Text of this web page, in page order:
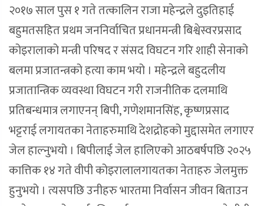
२०१७ साल पुस १ गते तत्कालिन राजा महेन्द्रले दुइतिहाई
बहुमतसहित प्रथम जननिर्वाचित प्रधानमन्त्री बिश्वेस्वरप्रसाद
कोइरालाको मन्त्री परिषद र संसद विघटन गरि शाही सेनाको
बलमा प्रजातन्त्रको हत्या काम भयो । महेन्द्रले बहुदलीय
प्रजातान्त्रिक व्यवस्था विघटन गरी राजनीतिक दलमाथि
प्रतिबन्धमात्र लगाएनन् बिपी, गणेशमानसिंह, कृष्णप्रसाद
भट्टराई लगायतका नेताहरुमाथि देशद्रोहको मुद्दासमेत लगाएर
जेल हाल्नुभयो । बिपीलाई जेल हालिएको आठबर्षपछि २०२५
कात्तिक १४ गते वीपी कोइरालालगायतका नेताहरु जेलमुक्त
हुनुभयो । त्यसपछि उनीहरु भारतमा निर्वासन जीवन बिताउन